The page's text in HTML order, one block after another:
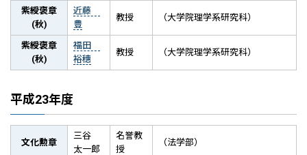
紫綬褒章
(秋)
近藤
豊
教授 （大学院理学系研究科）
紫綬褒章
(秋)
福田
裕穗
教授 （大学院理学系研究科）
平成23年度
文化勲章
三谷
太一郎
名誉教
授
（法学部）